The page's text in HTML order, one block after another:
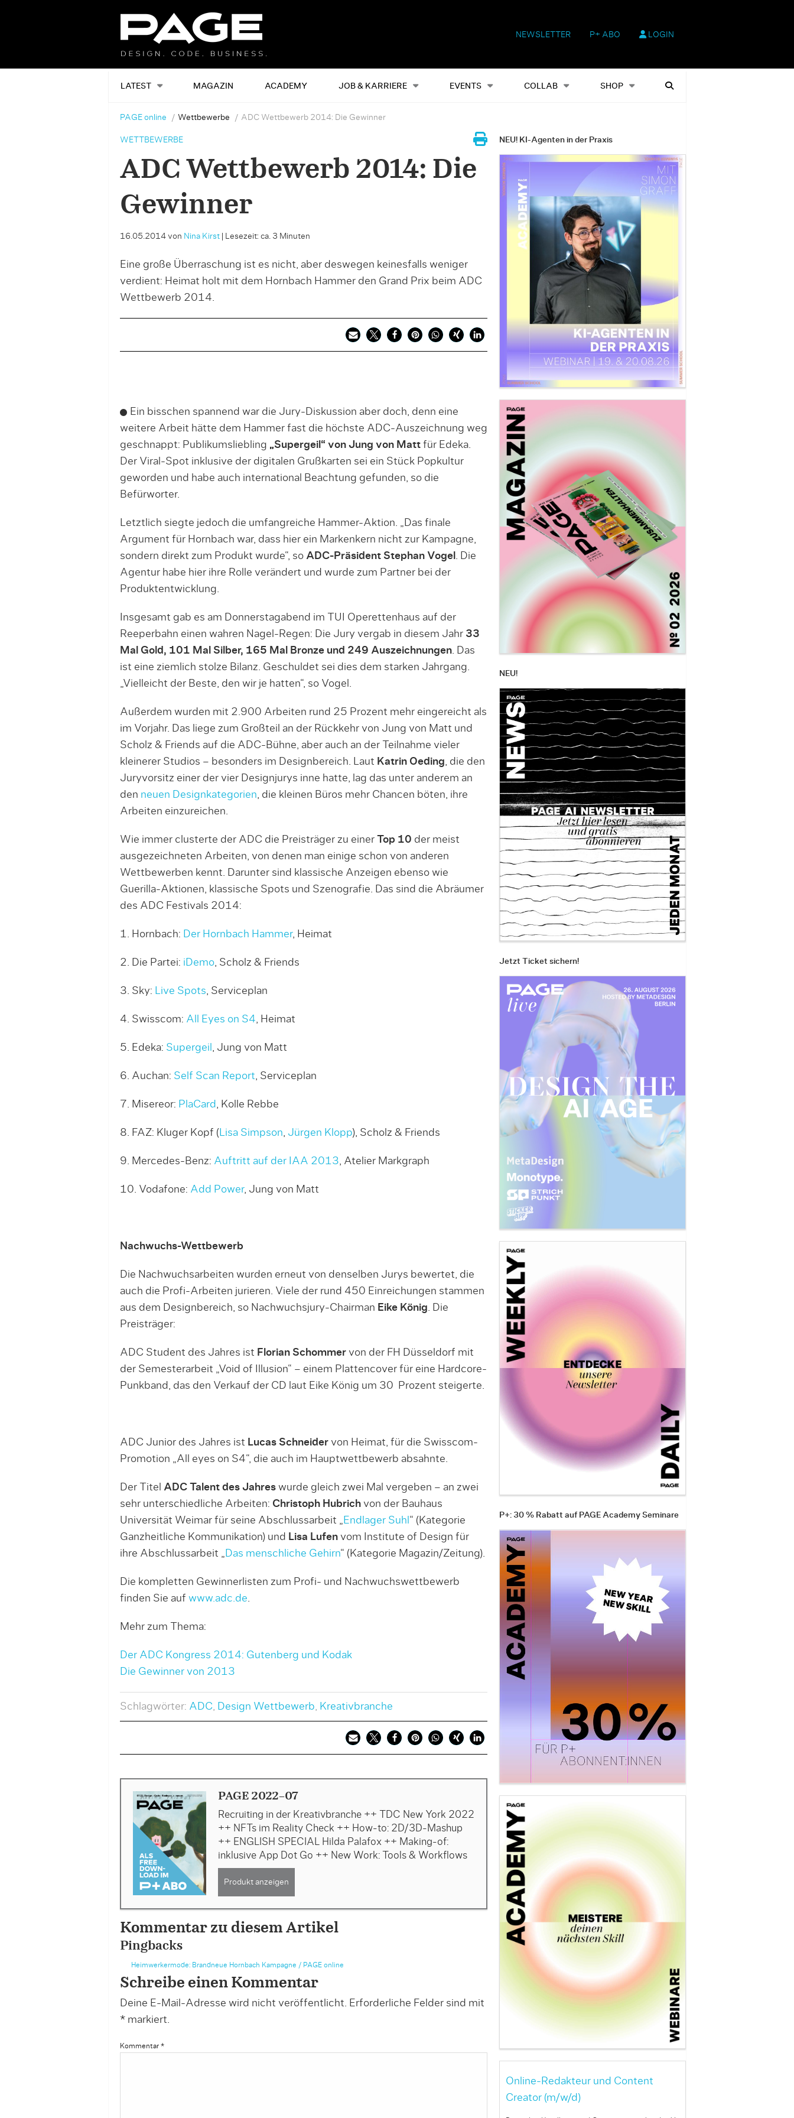
NEWSLETTER P+ ABO LOGIN
LATEST MAGAZIN ACADEMY JOB & KARRIERE EVENTS COLLAB SHOP
Alles Events Shop Heftausgaben Suchen
PAGE online Wettbewerbe ADC Wettbewerb 2014: Die Gewinner
WETTBEWERBE
ADC Wettbewerb 2014: Die
Gewinner
16.05.2014 von Nina Kirst| Lesezeit: ca. 3 Minuten
Eine große Überraschung ist es nicht, aber deswegen keinesfalls weniger
verdient: Heimat holt mit dem Hornbach Hammer den Grand Prix beim ADC
Wettbewerb 2014.
Ein bisschen spannend war die Jury-Diskussion aber doch, denn eine
weitere Arbeit hätte dem Hammer fast die höchste ADC-Auszeichnung weg
geschnappt: Publikumsliebling „Supergeil“ von Jung von Mattfür Edeka.
Der Viral-Spot inklusive der digitalen Grußkarten sei ein Stück Popkultur
geworden und habe auch international Beachtung gefunden, so die
Befürworter.
Letztlich siegte jedoch die umfangreiche Hammer-Aktion. „Das finale
Argument für Hornbach war, dass hier ein Markenkern nicht zur Kampagne,
sondern direkt zum Produkt wurde“, so ADC-Präsident Stephan Vogel . Die
Agentur habe hier ihre Rolle verändert und wurde zum Partner bei der
Produktentwicklung.
Insgesamt gab es am Donnerstagabend im TUI Operettenhaus auf der
Reeperbahn einen wahren Nagel-Regen: Die Jury vergab in diesem Jahr 33
Mal Gold, 101 Mal Silber, 165 Mal Bronze und 249 Auszeichnungen. Das
ist eine ziemlich stolze Bilanz. Geschuldet sei dies dem starken Jahrgang.
„Vielleicht der Beste, den wir je hatten“, so Vogel.
Außerdem wurden mit 2.900 Arbeiten rund 25 Prozent mehr eingereicht als
im Vorjahr. Das liege zum Großteil an der Rückkehr von Jung von Matt und
Scholz & Friends auf die ADC-Bühne, aber auch an der Teilnahme vieler
kleinerer Studios – besonders im Designbereich. Laut Katrin Oeding, die den
Juryvorsitz einer der vier Designjurys inne hatte, lag das unter anderem an
den neuen Designkategorien, die kleinen Büros mehr Chancen böten, ihre
Arbeiten einzureichen.
Wie immer clusterte der ADC die Preisträger zu einer Top 10 der meist
ausgezeichneten Arbeiten, von denen man einige schon von anderen
Wettbewerben kennt. Darunter sind klassische Anzeigen ebenso wie
Guerilla-Aktionen, klassische Spots und Szenografie. Das sind die Abräumer
des ADC Festivals 2014:
1. Hornbach: Der Hornbach Hammer, Heimat
2. Die Partei: iDemo, Scholz & Friends
3. Sky: Live Spots, Serviceplan
4. Swisscom: All Eyes on S4, Heimat
5. Edeka: Supergeil , Jung von Matt
6. Auchan: Self Scan Report, Serviceplan
7. Misereor: PlaCard, Kolle Rebbe
8. FAZ: Kluger Kopf ( Lisa Simpson, Jürgen Klopp), Scholz & Friends
9. Mercedes-Benz: Auftritt auf der IAA 2013, Atelier Markgraph
10. Vodafone: Add Power, Jung von Matt
Nachwuchs-Wettbewerb
Die Nachwuchsarbeiten wurden erneut von denselben Jurys bewertet, die
auch die Profi-Arbeiten jurieren. Viele der rund 450 Einreichungen stammen
aus dem Designbereich, so Nachwuchsjury-Chairman Eike König. Die
Preisträger:
ADC Student des Jahres ist Florian Schommervon der FH Düsseldorf mit
der Semesterarbeit „Void of Illusion“ – einem Plattencover für eine Hardcore-
Punkband, das den Verkauf der CD laut Eike König um 30 Prozent steigerte.
ADC Junior des Jahres ist Lucas Schneider von Heimat, für die Swisscom-
Promotion „All eyes on S4“, die auch im Hauptwettbewerb absahnte.
Der Titel ADC Talent des Jahreswurde gleich zwei Mal vergeben – an zwei
sehr unterschiedliche Arbeiten: Christoph Hubrichvon der Bauhaus
Universität Weimar für seine Abschlussarbeit „ Endlager Suhl “ (Kategorie
Ganzheitliche Kommunikation) und Lisa Lufenvom Institute of Design für
ihre Abschlussarbeit „ Das menschliche Gehirn“ (Kategorie Magazin/Zeitung).
Die kompletten Gewinnerlisten zum Profi- und Nachwuchswettbewerb
finden Sie auf www.adc.de.
Mehr zum Thema:
Der ADC Kongress 2014: Gutenberg und Kodak
Die Gewinner von 2013
Schlagwörter: ADC, Design Wettbewerb, Kreativbranche
PAGE 2022-07
Recruiting in der Kreativbranche ++ TDC New York 2022
++ NFTs im Reality Check ++ How-to: 2D/3D-Mashup
++ ENGLISH SPECIAL Hilda Palafox ++ Making-of:
inklusive App Dot Go ++ New Work: Tools & Workflows
Produkt anzeigen
Kommentar zu diesem Artikel
Pingbacks
Heimwerkermode: Brandneue Hornbach Kampagne / PAGE online
Schreibe einen Kommentar
Deine E-Mail-Adresse wird nicht veröffentlicht. Erforderliche Felder sind mit
*markiert.
Kommentar *
NEU! KI-Agenten in der Praxis
NEU!
Jetzt Ticket sichern!
P+: 30 % Rabatt auf PAGE Academy Seminare
Online-Redakteur und Content
Creator (m/w/d)